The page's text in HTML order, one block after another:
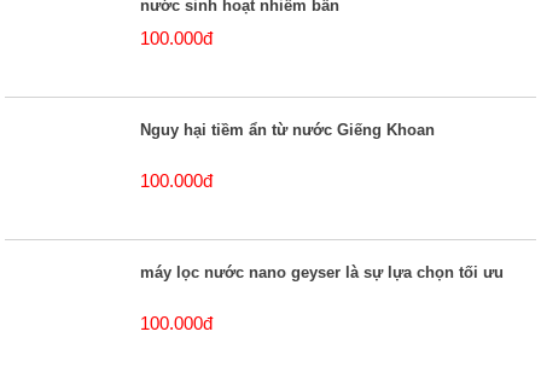
nước sinh hoạt nhiễm bẩn
100.000đ
Nguy hại tiềm ẩn từ nước Giếng Khoan
100.000đ
máy lọc nước nano geyser là sự lựa chọn tối ưu
100.000đ